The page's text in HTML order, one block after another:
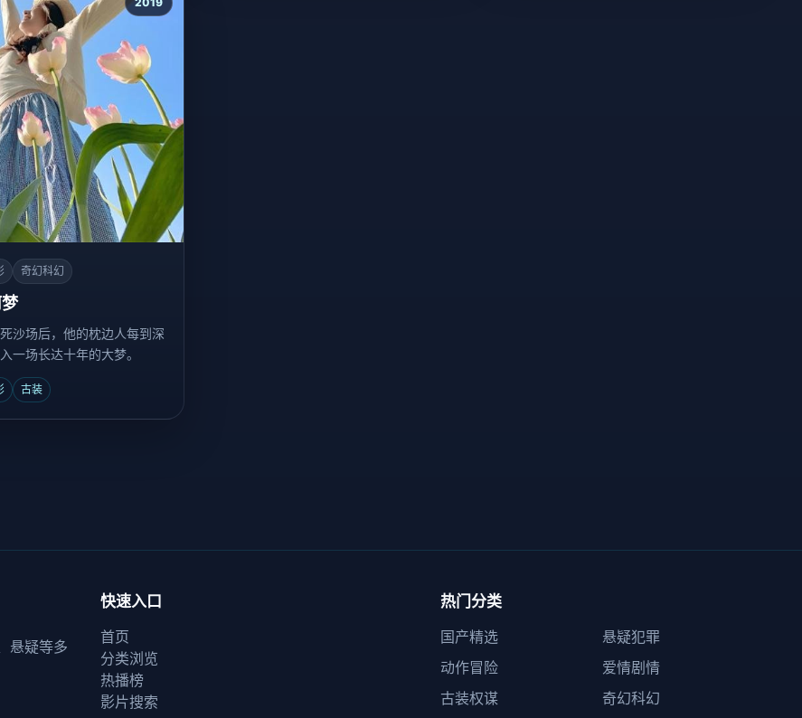
奇幻科幻
沙场后，他的枕边人每到深
一场长达十年的大梦。
古装
悬疑等多
快速入口
首页
分类浏览
热播榜
影片搜索
热门分类
国产精选
悬疑犯罪
动作冒险
爱情剧情
古装权谋
奇幻科幻